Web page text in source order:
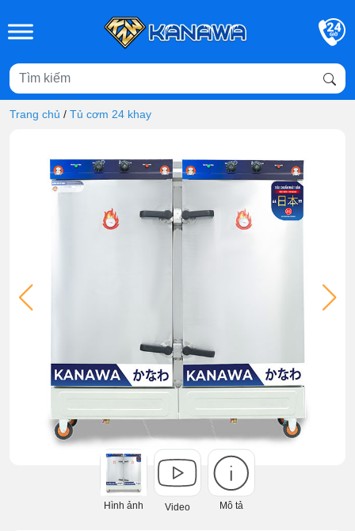
Trang chủ / Tủ cơm 24 khay
Hình ảnh Video Mô tả